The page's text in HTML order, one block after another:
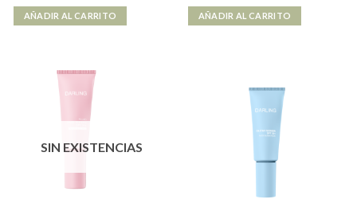
AÑADIR AL CARRITO AÑADIR AL CARRITO
SIN EXISTENCIAS